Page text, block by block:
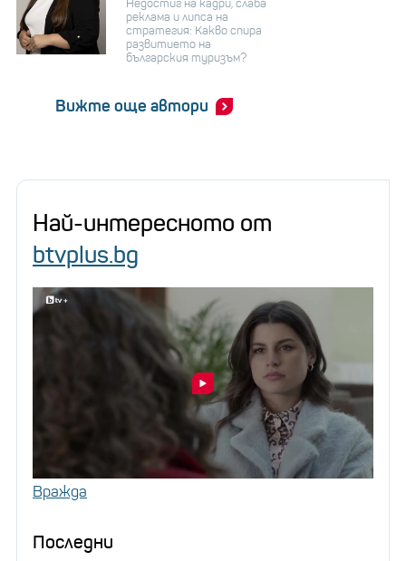
Недостиг на кадри, слаба
реклама и липса на
стратегия: Какво спира
развитието на
българския туризъм?
Вижте още автори
Най-интересното от
btvplus.bg
Вражда
Последни